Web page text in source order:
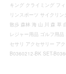
キング クライミング フ
リンスポーツ サイクリ
散歩 森林 海 山 川 森 草
レジャー用品 ゴルフ用
セサリ アクセサリー ア
B0360212-BK SET-